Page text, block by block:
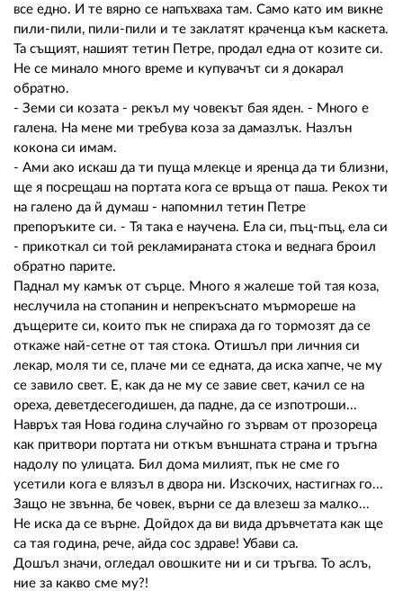
все едно. И те вярно се напъхваха там. Само като им викне
пили-пили, пили-пили и те заклатят краченца към каскета.
Та същият, нашият тетин Петре, продал една от козите си.
Не се минало много време и купувачът си я докарал
обратно.
- Земи си козата - рекъл му човекът бая яден. - Много е
галена. На мене ми требува коза за дамазлък. Назлън
кокона си имам.
- Ами ако искаш да ти пуща млекце и яренца да ти близни,
ще я посрещаш на портата кога се връща от паша. Рекох ти
на галено да й думаш - напомнил тетин Петре
препоръките си. - Тя така е научена. Ела си, пъц-пъц, ела си
- прикоткал си той рекламираната стока и веднага броил
обратно парите.
Паднал му камък от сърце. Много я жалеше той тая коза,
неслучила на стопанин и непрекъснато мърмореше на
дъщерите си, които пък не спираха да го тормозят да се
откаже най-сетне от тая стока. Отишъл при личния си
лекар, моля ти се, плаче ми се едната, да иска хапче, че му
се завило свет. Е, как да не му се завие свет, качил се на
ореха, деветдесегодишен, да падне, да се изпотроши...
Навръх тая Нова година случайно го зървам от прозореца
как притвори портата ни откъм външната страна и тръгна
надолу по улицата. Бил дома милият, пък не сме го
усетили кога е влязъл в двора ни. Изскочих, настигнах го...
Защо не звънна, бе човек, върни се да влезеш за малко...
Не иска да се върне. Дойдох да ви вида дръвчетата как ще
са тая година, рече, айда сос здраве! Убави са.
Дошъл значи, огледал овошките ни и си тръгва. То аслъ,
ние за какво сме му?!